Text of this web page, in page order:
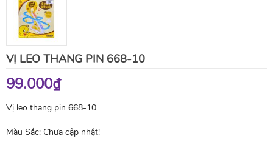
VỊ LEO THANG PIN 668-10
99.000₫
Vị leo thang pin 668-10
Màu Sắc: Chưa cập nhật!